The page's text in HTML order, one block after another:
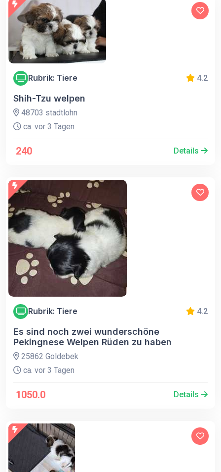
Rubrik: Tiere 4.2
Shih-Tzu welpen
48703 stadtlohn
ca. vor 3 Tagen
240 Details
Rubrik: Tiere 4.2
Es sind noch zwei wunderschöne
Pekingnese Welpen Rüden zu haben
25862 Goldebek
ca. vor 3 Tagen
1050.0 Details